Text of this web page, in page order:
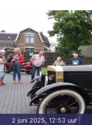
2 juni 2025, 12:53 uur